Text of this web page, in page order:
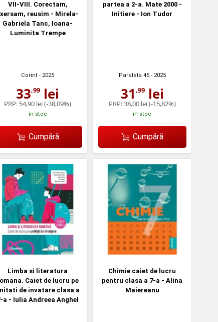
VII-VIII. Corectam,
reusim - Mirela-
Gabriela Tanc, Ioana-
Luminita Trempe
Corint - 2025
33,99 lei
PRP: 54,90 lei(-38,09%)
în stoc
Cumpără
partea a 2-a. Mate 2000 -
Initiere - Ion Tudor
Paralela 45- 2025
31 ,99lei
PRP:38,00 lei(-15,82%)
în stoc
Cumpără
Limba si literatura
Caiet de lucru pe
de invatare clasa a
a - Iulia Andreea Anghel
Chimie caiet de lucru
pentru clasa a 7-a - Alina
Maiereanu